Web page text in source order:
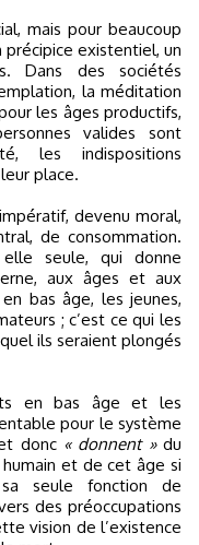
mais pour beaucoup
précipice existentiel, un
Dans des sociétés
la méditation
les âges productifs,
valides sont
les indispositions
place.
devenu moral,
de consommation.
elle seule, qui donne
aux âges et aux
bas âge, les jeunes,
; c’est ce qui les
ils seraient plongés
en bas âge et les
pour le système
donc « donnent »du
et de cet âge si
seule fonction de
des préoccupations
vision de l’existence